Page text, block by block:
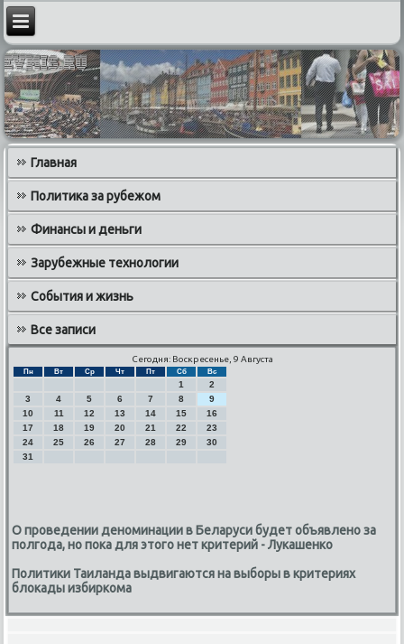
Главная
Политика за рубежом
Финансы и деньги
Зарубежные технологии
События и жизнь
Все записи
Сегодня: Воскресенье, 9 Августа
Пн Вт Ср Чт Пт Сб Вс
1
2
3
4 5 6 7 8
9
10
11 12 13 14 15
16
17
18 19 20 21 22
23
24
25 26 27 28 29
30
31
О проведении деноминации в Беларуси будет объявлено за
полгода, но пока для этого нет критерий - Лукашенко
Политики Таиланда выдвигаются на выборы в критериях
блокады избиркома